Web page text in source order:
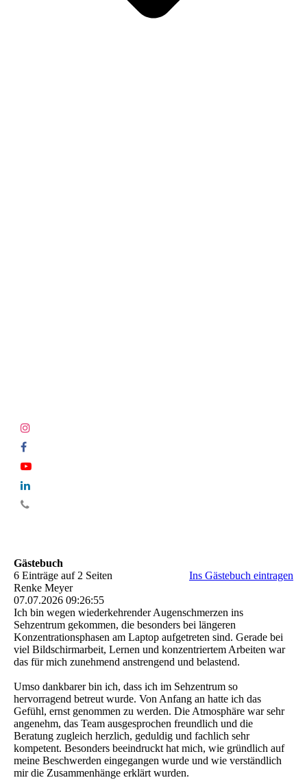
Gästebuch
6 Einträge auf 2 Seiten
Ins Gästebuch eintragen
Renke Meyer
07.07.2026 09:26:55
Ich bin wegen wiederkehrender Augenschmerzen ins
Sehzentrum gekommen, die besonders bei längeren
Konzentrationsphasen am Laptop aufgetreten sind. Gerade bei
viel Bildschirmarbeit, Lernen und konzentriertem Arbeiten war
das für mich zunehmend anstrengend und belastend.
Umso dankbarer bin ich, dass ich im Sehzentrum so
hervorragend betreut wurde. Von Anfang an hatte ich das
Gefühl, ernst genommen zu werden. Die Atmosphäre war sehr
angenehm, das Team ausgesprochen freundlich und die
Beratung zugleich herzlich, geduldig und fachlich sehr
kompetent. Besonders beeindruckt hat mich, wie gründlich auf
meine Beschwerden eingegangen wurde und wie verständlich
mir die Zusammenhänge erklärt wurden.